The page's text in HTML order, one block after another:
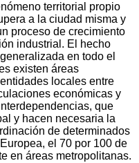
territorial propio
a la ciudad misma y
proceso de crecimiento
industrial. El hecho
en todo el
existen áreas
locales entre
económicas y
que
y hacen necesaria la
de determinados
el 70 por 100 de
en áreas metropolitanas.